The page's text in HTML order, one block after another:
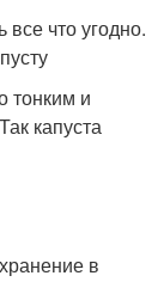
что угодно.
тонким и
капуста
в